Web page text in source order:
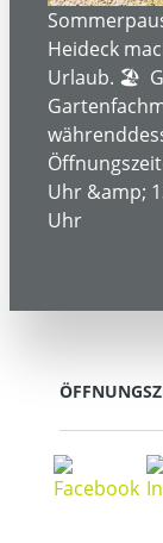
SERVICE-
Heideck
Urlaub. 🏖️
Uhr &amp;
Uhr